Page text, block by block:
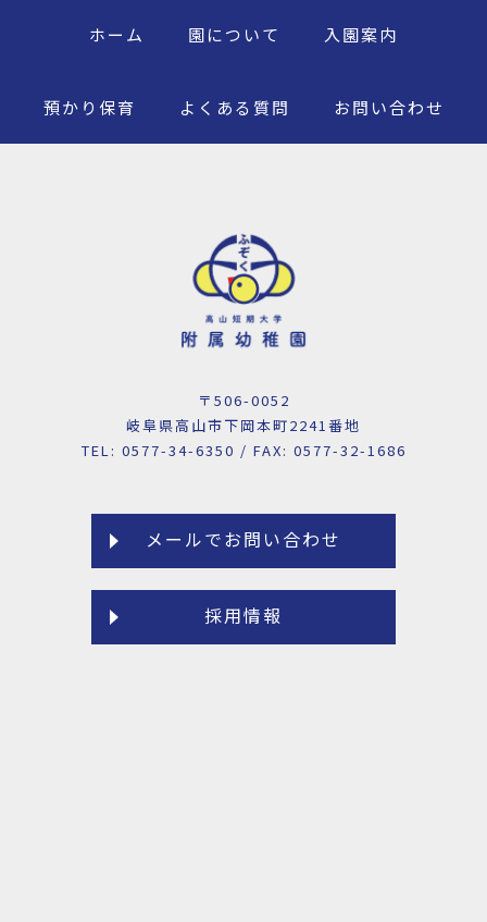
ホーム 園について 入園案内
預かり保育 よくある質問 お問い合わせ
〒506-0052
岐阜県高山市下岡本町2241番地
TEL: 0577-34-6350 / FAX: 0577-32-1686
メールでお問い合わせ
採用情報